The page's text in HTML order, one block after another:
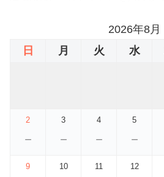
2026年8月
日
月 火 水
2
－
3
－
4
－
5
－
9 10 11 12